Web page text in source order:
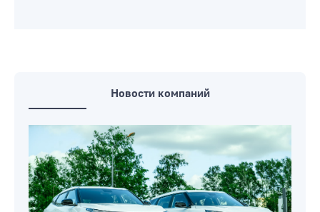
Новости компаний